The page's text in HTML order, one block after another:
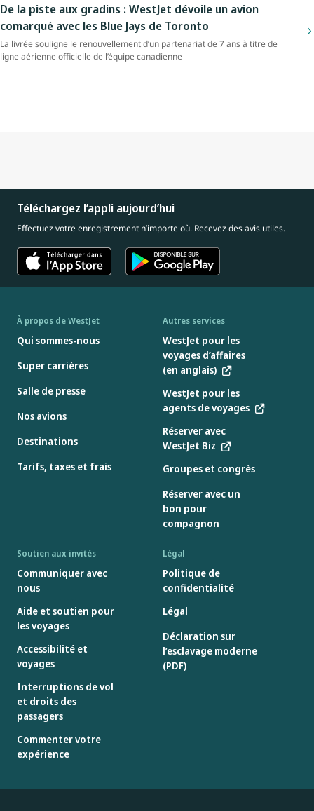
De la piste aux gradins : WestJet dévoile un avion
comarqué avec les Blue Jays de Toronto
La livrée souligne le renouvellement d’un partenariat de 7 ans à titre de
ligne aérienne officielle de l’équipe canadienne
Téléchargez l’appli aujourd’hui
Effectuez votre enregistrement n’importe où. Recevez des avis utiles.
À propos de WestJet
Qui sommes-nous
Super carrières
Salle de presse
Nos avions
Destinations
Tarifs, taxes et frais
Autres services
WestJet pour les
voyages d’affaires
(en anglais)
WestJet pour les
agents de voyages
Réserver avec
WestJet Biz
Groupes et congrès
Réserver avec un
bon pour
compagnon
Soutien aux invités
Communiquer avec
nous
Aide et soutien pour
les voyages
Accessibilité et
voyages
Interruptions de vol
et droits des
passagers
Commenter votre
expérience
Légal
Politique de
confidentialité
Légal
Déclaration sur
l’esclavage moderne
(PDF)